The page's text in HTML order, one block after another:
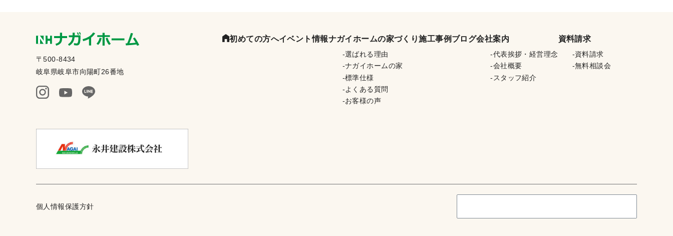
〒500-8434
岐阜県岐阜市向陽町26番地
初めての方へイベント情報ナガイホームの家づくり
選ばれる理由
ナガイホームの家
標準仕様
よくある質問
お客様の声
施工事例 ブログ会社案内
代表挨拶・経営理念
会社概要
スタッフ紹介
資料請求
資料請求
無料相談会
個人情報保護方針